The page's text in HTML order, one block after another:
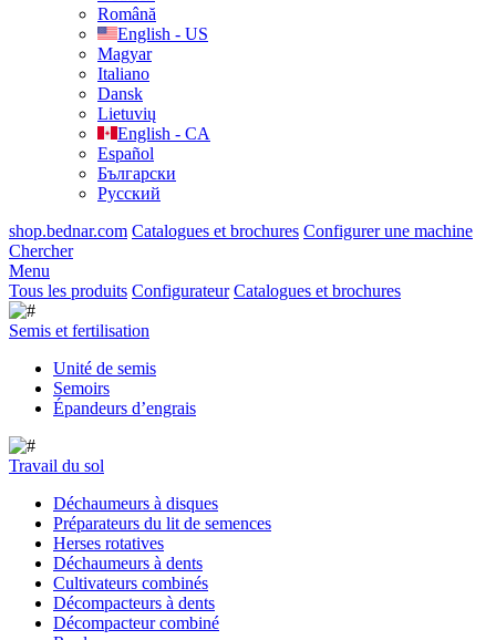
Română
English - US
Magyar
Italiano
Dansk
Lietuvių
English - CA
Español
Български
Русский
shop.bednar.com Catalogues et brochures Configurer une machine
Chercher
Menu
Tous les produits Configurateur Catalogues et brochures
Semis et fertilisation
Unité de semis
Semoirs
Épandeurs d’engrais
Travail du sol
Déchaumeurs à disques
Préparateurs du lit de semences
Herses rotatives
Déchaumeurs à dents
Cultivateurs combinés
Décompacteurs à dents
Décompacteur combiné